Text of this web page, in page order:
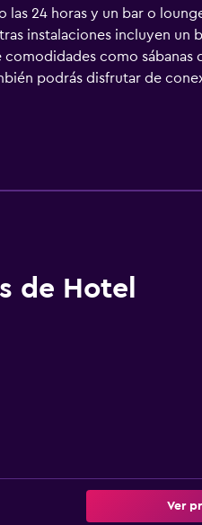
24 horas y un bar o
instalaciones incluyen un
como sábanas
podrás disfrutar de
a petición. Hotel ZaZa
diferente. Las camas
de Hotel
Ver